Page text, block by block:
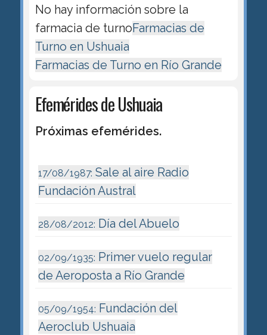
No hay información sobre la
farmacia de turnoFarmacias de
Turno en Ushuaia
Farmacias de Turno en Río Grande
Efemérides de Ushuaia
Próximas efemérides.
17/08/1987: Sale al aire Radio
Fundación Austral
28/08/2012: Día del Abuelo
02/09/1935: Primer vuelo regular
de Aeroposta a Río Grande
05/09/1954: Fundación del
Aeroclub Ushuaia